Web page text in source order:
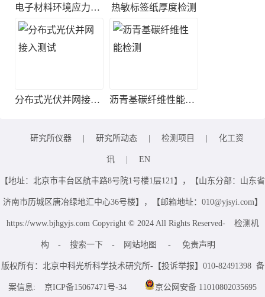
电子材料环境应力筛选实验 热敏标签纸厚度检测
分布式光伏并网接入测试 沥青基碳纤维性能检测
研究所仪器 研究所动态 检测项目 化工资
讯 EN
【地址：北京市丰台区航丰路8号院1号楼1层121】，【山东分部：山东省
济南市历城区唐冶绿地汇中心36号楼】，【邮箱地址：010@yjsyi.com】
https://www.bjhgyjs.com Copyright © 2024 All Rights Reserved- 检测机
构 - 搜索一下 - 网站地图 - 免责声明
版权所有：北京中科光析科学技术研究所-【投诉举报】010-82491398 备
案信息: 京ICP备15067471号-34 京公网安备 11010802035695